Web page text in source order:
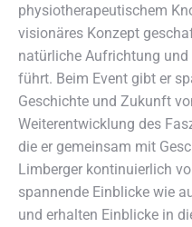
physiotherapeutischem
visionäres Konzept
natürliche Aufrichtung
führt. Beim Event gibt er
Geschichte und Zukunft
Weiterentwicklung des
die er gemeinsam mit
Limberger kontinuierlich
spannende Einblicke wie
und erhalten Einblicke in